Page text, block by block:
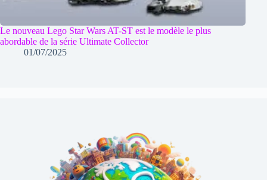
Le nouveau Lego Star Wars AT-ST est le modèle le plus
abordable de la série Ultimate Collector
01/07/2025